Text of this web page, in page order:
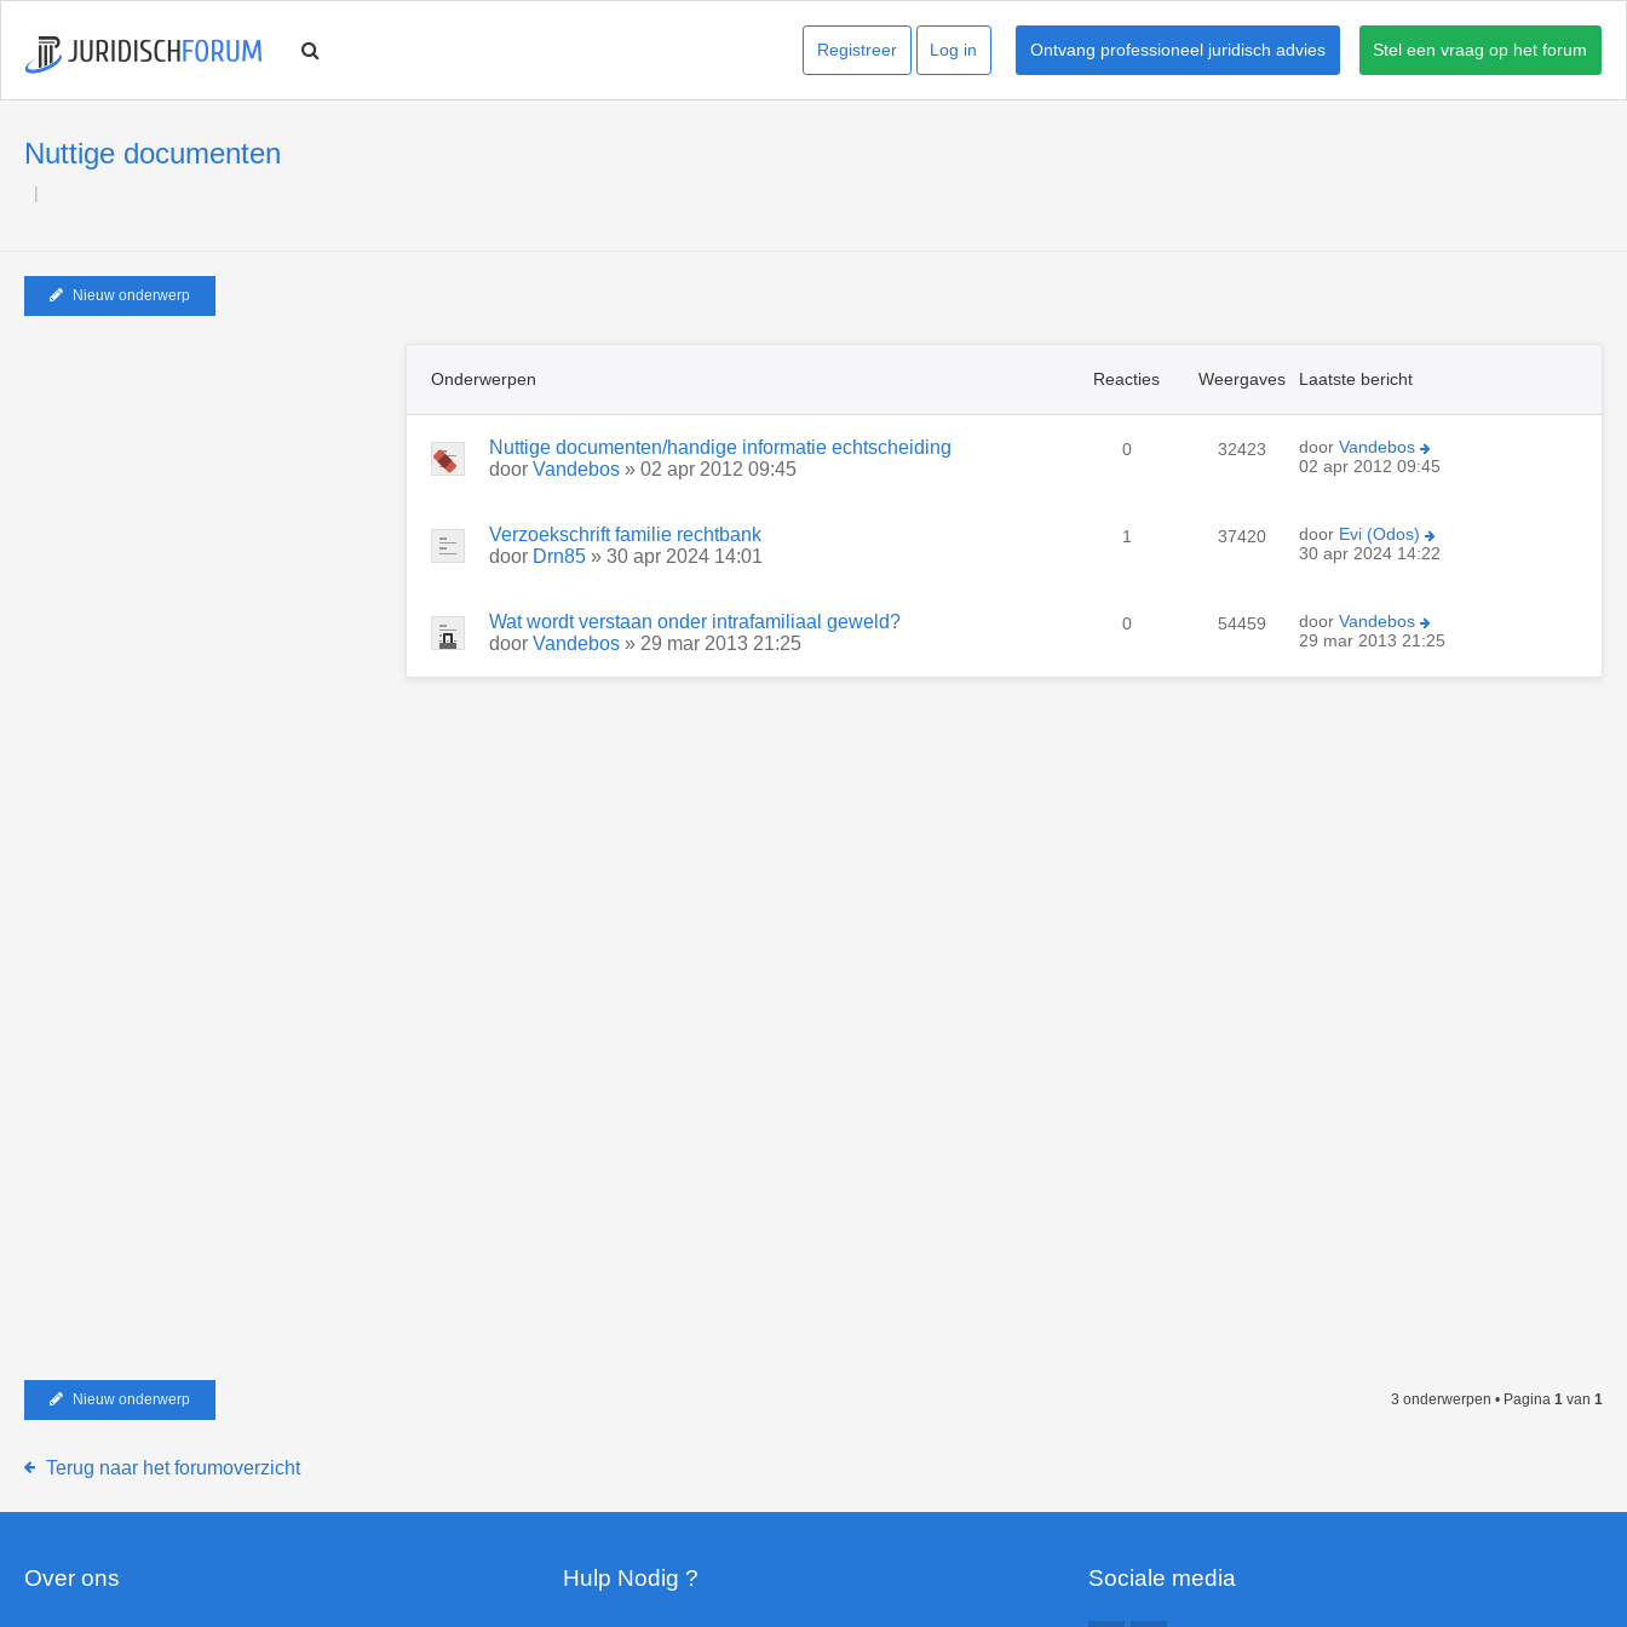
Stel een vraag op het forum
Ontvang professioneel juridisch advies
Log in
Registreer
Nuttige documenten
Nieuw onderwerp
Onderwerpen Reacties Weergaves Laatste bericht
Nuttige documenten/handige informatie echtscheiding
door Vandebos » 02 apr 2012 09:45
0 32423 door Vandebos
02 apr 2012 09:45
Verzoekschrift familie rechtbank
door Drn85 » 30 apr 2024 14:01
1 37420 door Evi (Odos)
30 apr 2024 14:22
Wat wordt verstaan onder intrafamiliaal geweld?
door Vandebos » 29 mar 2013 21:25
0 54459 door Vandebos
29 mar 2013 21:25
Nieuw onderwerp 3 onderwerpen • Pagina 1 van 1
Terug naar het forumoverzicht
Over ons Hulp Nodig ? Sociale media